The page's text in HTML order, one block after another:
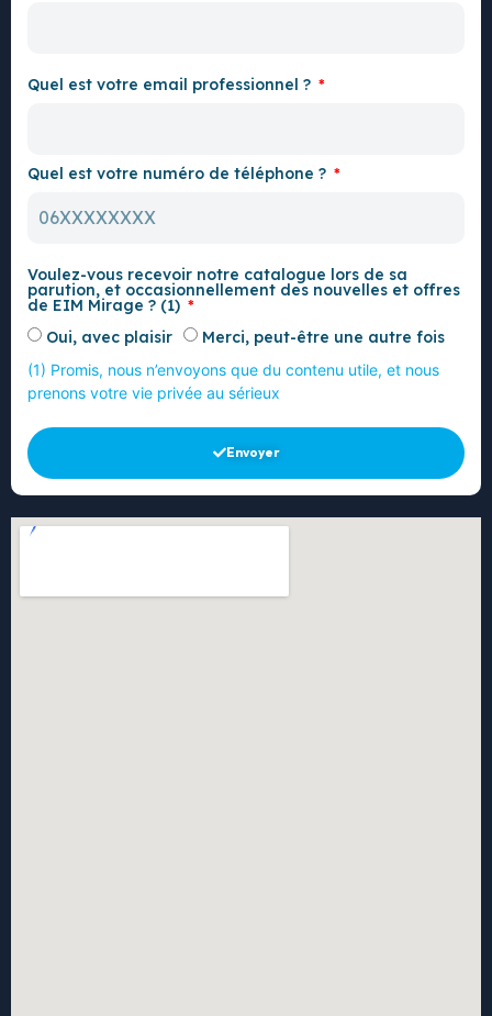
Quel est votre email professionnel ?
Quel est votre numéro de téléphone ?
Voulez-vous recevoir notre catalogue lors de sa
parution, et occasionnellement des nouvelles et offres
de EIM Mirage ? (1)
Oui, avec plaisir
Merci, peut-être une autre fois
(1) Promis, nous n’envoyons que du contenu utile, et nous
prenons votre vie privée au sérieux
Envoyer